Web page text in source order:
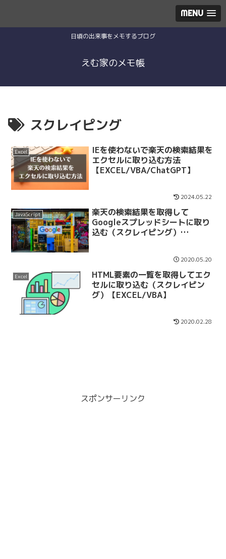
MENU
日頃の出来事をメモするブログ
えむ家のメモ帳
スクレイピング
Excel
IEを使わないで楽天の検索結果を
エクセルに取り込む方法
【EXCEL/VBA/ChatGPT】
2024.05.22
JavaScript
楽天の検索結果を取得して
Googleスプレッドシートに取り
込む（スクレイピング）
2020.05.20
Excel
HTML要素の一覧を取得してエク
セルに取り込む（スクレイピン
グ）【EXCEL/VBA】
2020.02.28
スポンサーリンク